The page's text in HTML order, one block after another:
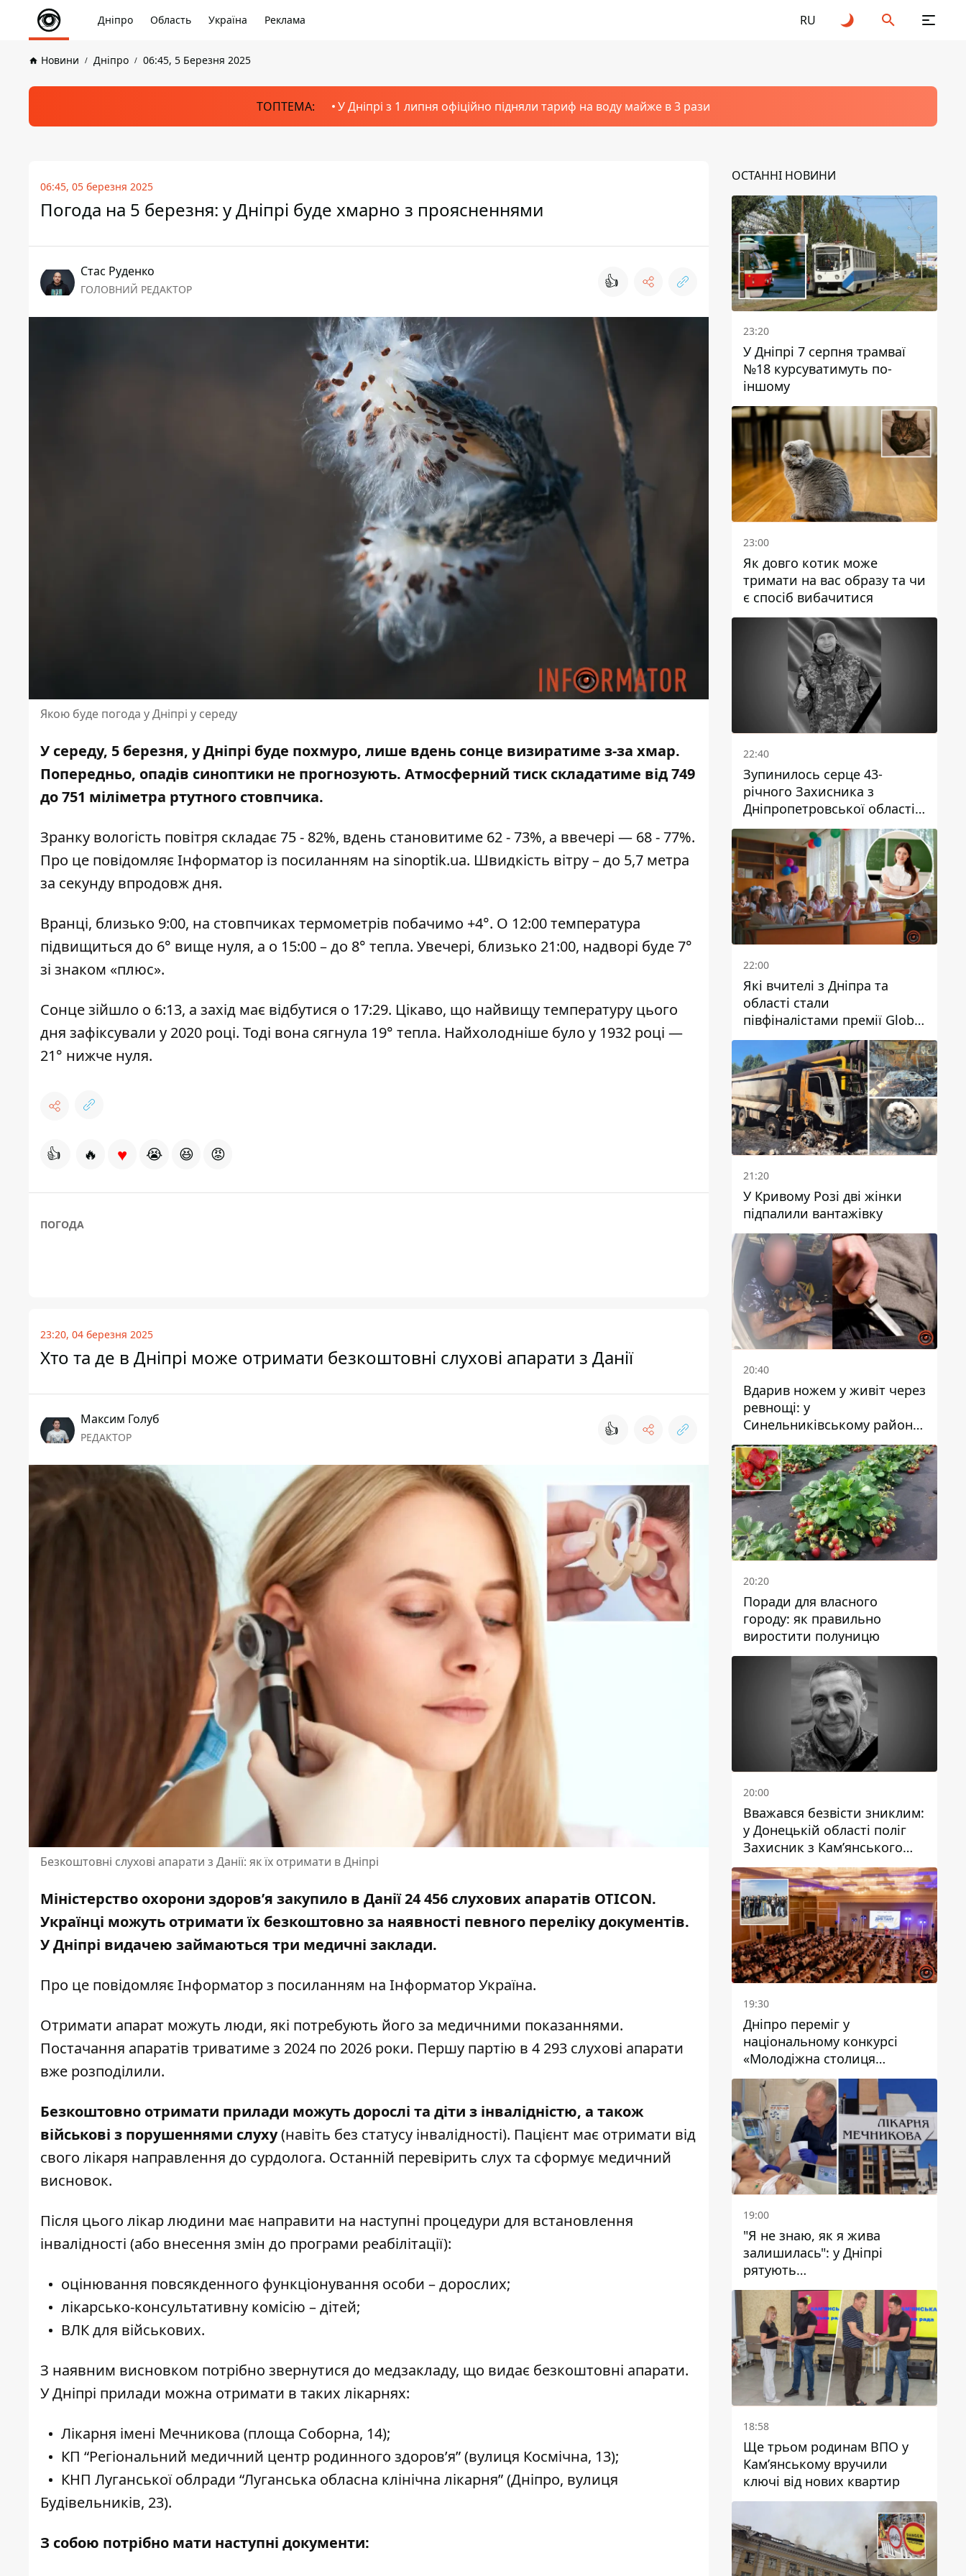
Дніпро Область Україна Реклама RU
Новини Дніпро 06:45, 5 Березня 2025
ТОПТЕМА: У Дніпрі з 1 липня офіційно підняли тариф на воду майже в 3 рази
06:45, 05 березня 2025
Погода на 5 березня: у Дніпрі буде хмарно з проясненнями
Стас Руденко
ГОЛОВНИЙ РЕДАКТОР 👍
Якою буде погода у Дніпрі у середу
У середу, 5 березня, у Дніпрі буде похмуро, лише вдень сонце визиратиме з-за хмар.
Попередньо, опадів синоптики не прогнозують. Атмосферний тиск складатиме від 749
до 751 міліметра ртутного стовпчика.
Зранку вологість повітря складає 75 - 82%, вдень становитиме 62 - 73%, а ввечері — 68 - 77%.
Про це повідомляє Інформатор із посиланням на sinoptik.ua. Швидкість вітру – до 5,7 метра
за секунду впродовж дня.
Вранці, близько 9:00, на стовпчиках термометрів побачимо +4°. О 12:00 температура
підвищиться до 6° вище нуля, а о 15:00 – до 8° тепла. Увечері, близько 21:00, надворі буде 7°
зі знаком «плюс».
Сонце зійшло о 6:13, а захід має відбутися о 17:29. Цікаво, що найвищу температуру цього
дня зафіксували у 2020 році. Тоді вона сягнула 19° тепла. Найхолодніше було у 1932 році —
21° нижче нуля.
👍 🔥 ♥ 😭 😆 😡
ПОГОДА
23:20, 04 березня 2025
Хто та де в Дніпрі може отримати безкоштовні слухові апарати з Данії
Максим Голуб
РЕДАКТОР 👍
Безкоштовні слухові апарати з Данії: як їх отримати в Дніпрі
Міністерство охорони здоров’я закупило в Данії 24 456 слухових апаратів OTICON.
Українці можуть отримати їх безкоштовно за наявності певного переліку документів.
У Дніпрі видачею займаються три медичні заклади.
Про це повідомляє Інформатор з посиланням на Інформатор Україна.
Отримати апарат можуть люди, які потребують його за медичними показаннями.
Постачання апаратів триватиме з 2024 по 2026 роки. Першу партію в 4 293 слухові апарати
вже розподілили.
Безкоштовно отримати прилади можуть дорослі та діти з інвалідністю, а також
військові з порушеннями слуху(навіть без статусу інвалідності). Пацієнт має отримати від
свого лікаря направлення до сурдолога. Останній перевірить слух та сформує медичний
висновок.
Після цього лікар людини має направити на наступні процедури для встановлення
інвалідності (або внесення змін до програми реабілітації):
оцінювання повсякденного функціонування особи – дорослих;
лікарсько-консультативну комісію – дітей;
ВЛК для військових.
З наявним висновком потрібно звернутися до медзакладу, що видає безкоштовні апарати.
У Дніпрі прилади можна отримати в таких лікарнях:
Лікарня імені Мечникова (площа Соборна, 14);
КП “Регіональний медичний центр родинного здоров’я” (вулиця Космічна, 13);
КНП Луганської облради “Луганська обласна клінічна лікарня” (Дніпро, вулиця
Будівельників, 23).
З собою потрібно мати наступні документи:
ОСТАННІ НОВИНИ
23:20
У Дніпрі 7 серпня трамваї
№18 курсуватимуть по-
іншому
23:00
Як довго котик може
тримати на вас образу та чи
є спосіб вибачитися
22:40
Зупинилось серце 43-
річного Захисника з
Дніпропетровської області
Євгена Зінченка
22:00
Які вчителі з Дніпра та
області стали
півфіналістами премії Global
Teacher Prize Ukraine 2026
21:20
У Кривому Розі дві жінки
підпалили вантажівку
20:40
Вдарив ножем у живіт через
ревнощі: у
Синельниківському районі
затримали 49-річного
чоловіка за вбивство
20:20
Поради для власного
городу: як правильно
виростити полуницю
20:00
Вважався безвісти зниклим:
у Донецькій області поліг
Захисник з Кам’янського
Антон Красовський
19:30
Дніпро переміг у
національному конкурсі
«Молодіжна столиця
України – 2026»
19:00
"Я не знаю, як я жива
залишилась": у Дніпрі
рятують
військовослужбовицю та
мати чотирьох дітей, яку
поранив КАБ
18:58
Ще трьом родинам ВПО у
Кам’янському вручили
ключі від нових квартир